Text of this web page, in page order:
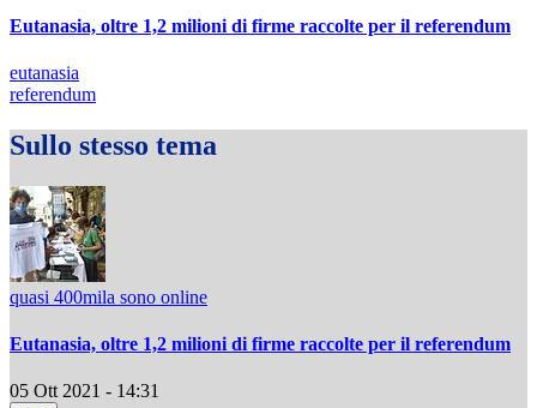
Eutanasia, oltre 1,2 milioni di firme raccolte per il referendum
eutanasia
referendum
Sullo stesso tema
quasi 400mila sono online
Eutanasia, oltre 1,2 milioni di firme raccolte per il referendum
05 Ott 2021 - 14:31